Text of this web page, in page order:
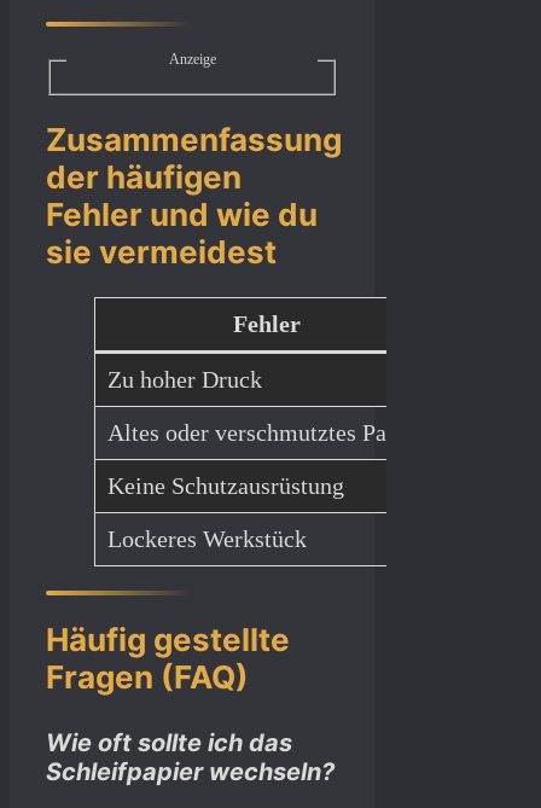
Anzeige
Zusammenfassung
der häufigen
Fehler und wie du
sie vermeidest
Fehler
Zu hoher Druck
Altes oder verschmutztes Papier
Keine Schutzausrüstung
Lockeres Werkstück
Häufig gestellte
Fragen (FAQ)
Wie oft sollte ich das
Schleifpapier wechseln?